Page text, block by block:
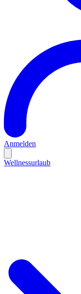
Anmelden
Wellnessurlaub